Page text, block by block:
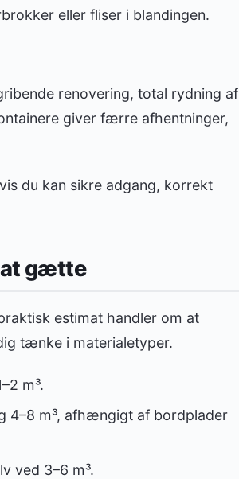
eller fliser i blandingen.
renovering, total rydning af
giver færre afhentninger,
du kan sikre adgang, korrekt
at gætte
estimat handler om at
tænke i materialetyper.
m³.
4–8 m³, afhængigt af bordplader
ved 3–6 m³.